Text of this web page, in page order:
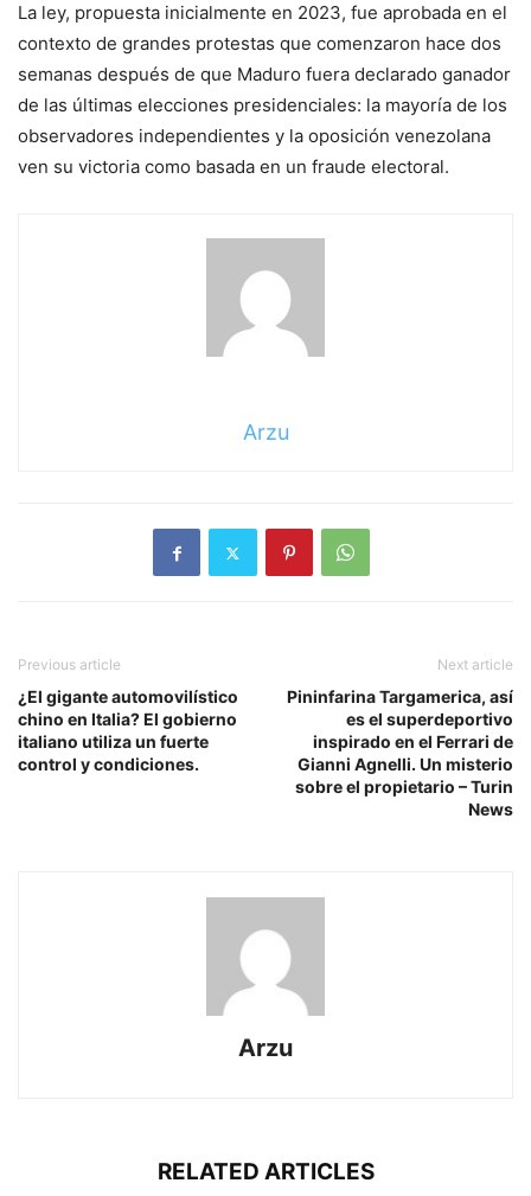
La ley, propuesta inicialmente en 2023, fue aprobada en el
contexto de grandes protestas que comenzaron hace dos
semanas después de que Maduro fuera declarado ganador
de las últimas elecciones presidenciales: la mayoría de los
observadores independientes y la oposición venezolana
ven su victoria como basada en un fraude electoral.
Arzu
Previous article
¿El gigante automovilístico
chino en Italia? El gobierno
italiano utiliza un fuerte
control y condiciones.
Next article
Pininfarina Targamerica, así
es el superdeportivo
inspirado en el Ferrari de
Gianni Agnelli. Un misterio
sobre el propietario – Turin
News
Arzu
RELATED ARTICLES